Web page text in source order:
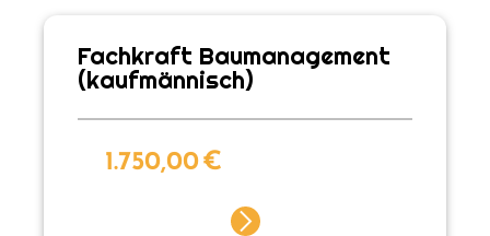
Fachkraft Baumanagement
(kaufmännisch)
1.750,00€